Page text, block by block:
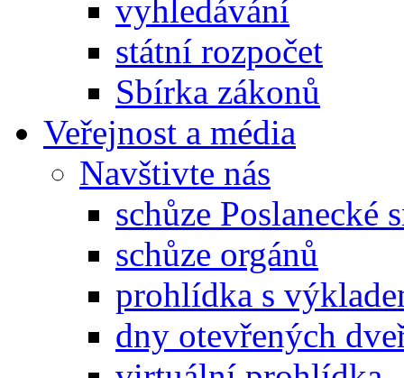
vyhledávání
státní rozpočet
Sbírka zákonů
Veřejnost a média
Navštivte nás
schůze Poslanecké
schůze orgánů
prohlídka s
dny otevřených